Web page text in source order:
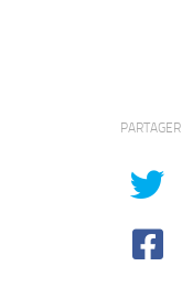
PARTAGER